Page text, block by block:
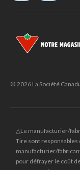
© 2026 La Société
△Le manufacturier/
Tire sont
manufacturier/
pour défrayer le coût